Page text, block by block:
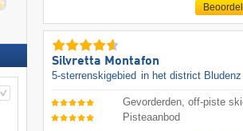
Silvretta Montafon
5-sterrenskigebied in het district Bludenz
Gevorderden, off-piste
Pisteaanbod